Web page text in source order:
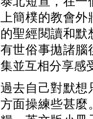
上簡樸的教會
的聖經閱讀和默
有世俗事拋諸腦
集並互相分享感
過去自己對默想
方面操練些甚麼